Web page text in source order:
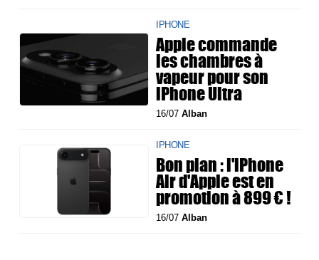
IPHONE
Apple commande
les chambres à
vapeur pour son
iPhone Ultra
16/07Alban
IPHONE
Bon plan : l'iPhone
Air d'Apple est en
promotion à 899 € !
16/07Alban